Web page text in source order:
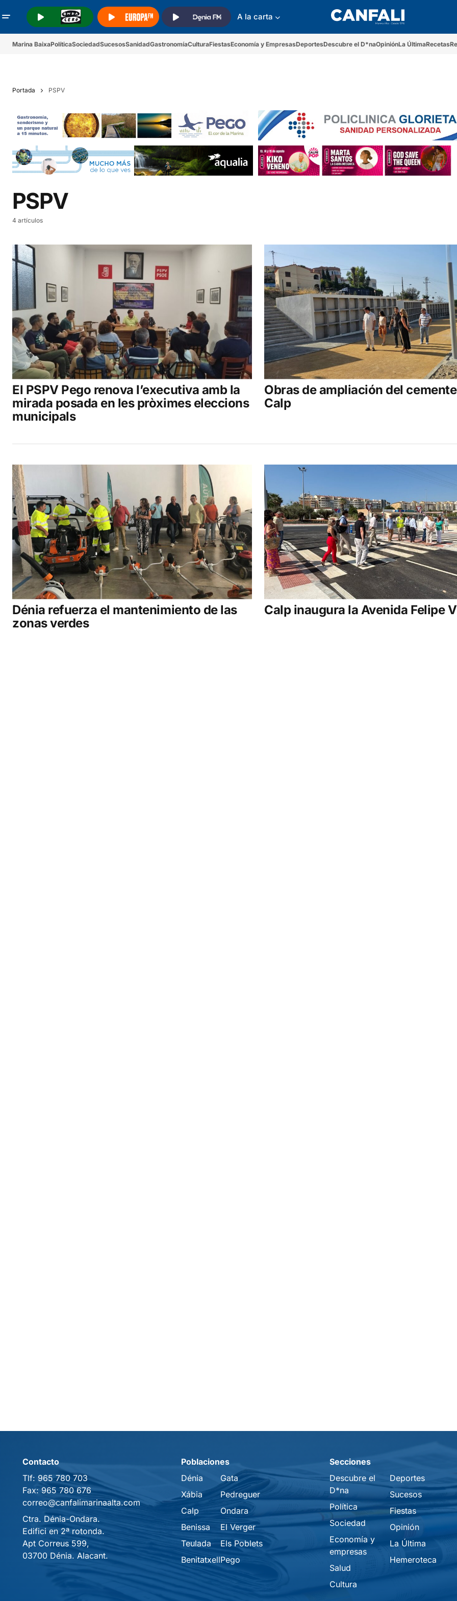
A la carta
Marina BaixaPolíticaSociedadSucesosSanidadGastronomíaCulturaFiestasEconomía y EmpresasDeportesDescubre el D*naOpiniónLa ÚltimaRecetas
Portada PSPV
PSPV
4 artículos
El PSPV Pego renova l’executiva amb la
mirada posada en les pròximes eleccions
municipals
Obras de ampliación del
Calp
Dénia refuerza el mantenimiento de las
zonas verdes
Calp inaugura la Avenida Felipe
Contacto
Tlf: 965 780 703
Fax: 965 780 676
correo@canfalimarinaalta.com
Ctra. Dénia-Ondara.
Edifici en 2ª rotonda.
Apt Correus 599,
03700 Dénia. Alacant.
Poblaciones
Dénia
Xábia
Calp
Benissa
Teulada
Benitatxell
Gata
Pedreguer
Ondara
El Verger
Els Poblets
Pego
Secciones
Descubre el
D*na
Política
Sociedad
Economía y
empresas
Salud
Cultura
Deportes
Sucesos
Fiestas
Opinión
La Última
Hemeroteca